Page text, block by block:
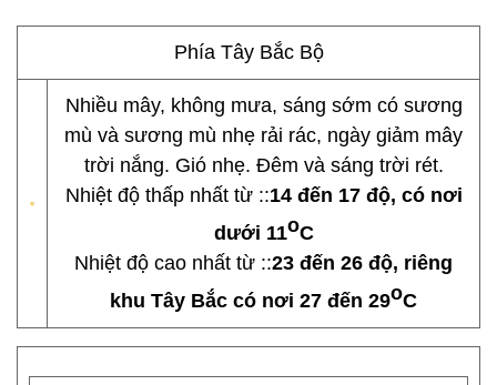
Phía Tây Bắc Bộ
Nhiều mây, không mưa, sáng sớm có sương
mù và sương mù nhẹ rải rác, ngày giảm mây
trời nắng. Gió nhẹ. Đêm và sáng trời rét.
Nhiệt độ thấp nhất từ ::14 đến 17 độ, có nơi
dưới 11oC
Nhiệt độ cao nhất từ ::23 đến 26 độ, riêng
khu Tây Bắc có nơi 27 đến 29oC